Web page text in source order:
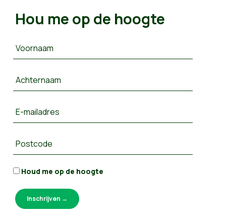
Hou me op de hoogte
Voornaam
Achternaam
E-mailadres
Postcode
Houd me op de hoogte